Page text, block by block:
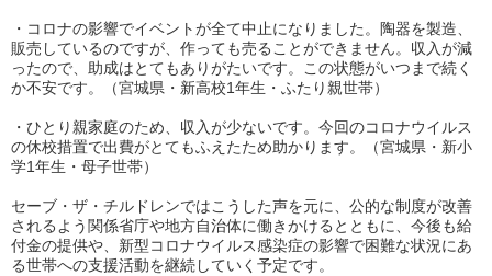
・コロナの影響でイベントが全て中止になりました。陶器を製造、
販売しているのですが、作っても売ることができません。収入が減
ったので、助成はとてもありがたいです。この状態がいつまで続く
か不安です。（宮城県・新高校1年生・ふたり親世帯）
・ひとり親家庭のため、収入が少ないです。今回のコロナウイルス
の休校措置で出費がとてもふえたため助かります。（宮城県・新小
学1年生・母子世帯）
セーブ・ザ・チルドレンではこうした声を元に、公的な制度が改善
されるよう関係省庁や地方自治体に働きかけるとともに、今後も給
付金の提供や、新型コロナウイルス感染症の影響で困難な状況にあ
る世帯への支援活動を継続していく予定です。